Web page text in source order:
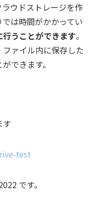
ウドストレージを作
は時間がかかってい
うことができます。
ァイル内に保存した
できます。
す
test
です。